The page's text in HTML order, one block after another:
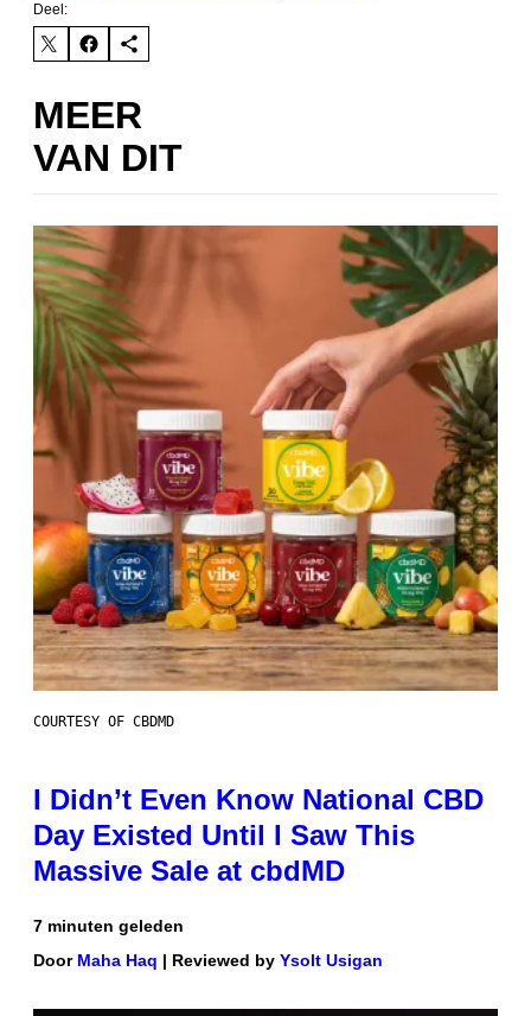
Deel:
MEER
VAN DIT
COURTESY OF CBDMD
I Didn’t Even Know National CBD
Day Existed Until I Saw This
Massive Sale at cbdMD
7 minuten geleden
Door Maha Haq | Reviewed by Ysolt Usigan